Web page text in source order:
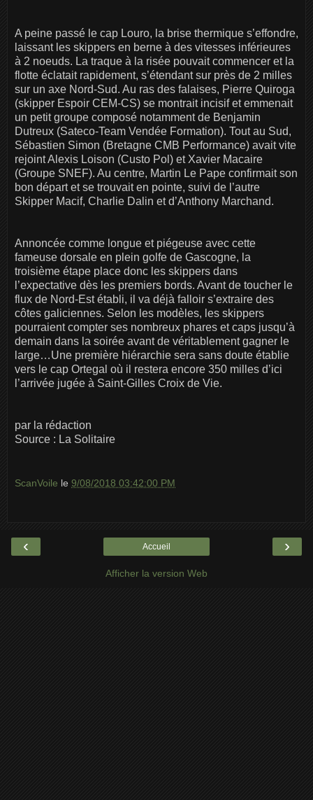
A peine passé le cap Louro, la brise thermique s’effondre,
laissant les skippers en berne à des vitesses inférieures
à 2 noeuds. La traque à la risée pouvait commencer et la
flotte éclatait rapidement, s’étendant sur près de 2 milles
sur un axe Nord-Sud. Au ras des falaises, Pierre Quiroga
(skipper Espoir CEM-CS) se montrait incisif et emmenait
un petit groupe composé notamment de Benjamin
Dutreux (Sateco-Team Vendée Formation). Tout au Sud,
Sébastien Simon (Bretagne CMB Performance) avait vite
rejoint Alexis Loison (Custo Pol) et Xavier Macaire
(Groupe SNEF). Au centre, Martin Le Pape confirmait son
bon départ et se trouvait en pointe, suivi de l’autre
Skipper Macif, Charlie Dalin et d’Anthony Marchand.
Annoncée comme longue et piégeuse avec cette
fameuse dorsale en plein golfe de Gascogne, la
troisième étape place donc les skippers dans
l’expectative dès les premiers bords. Avant de toucher le
flux de Nord-Est établi, il va déjà falloir s’extraire des
côtes galiciennes. Selon les modèles, les skippers
pourraient compter ses nombreux phares et caps jusqu’à
demain dans la soirée avant de véritablement gagner le
large…Une première hiérarchie sera sans doute établie
vers le cap Ortegal où il restera encore 350 milles d’ici
l’arrivée jugée à Saint-Gilles Croix de Vie.
par la rédaction
Source : La Solitaire
ScanVoile le 9/08/2018 03:42:00 PM
‹ ›
Accueil
Afficher la version Web